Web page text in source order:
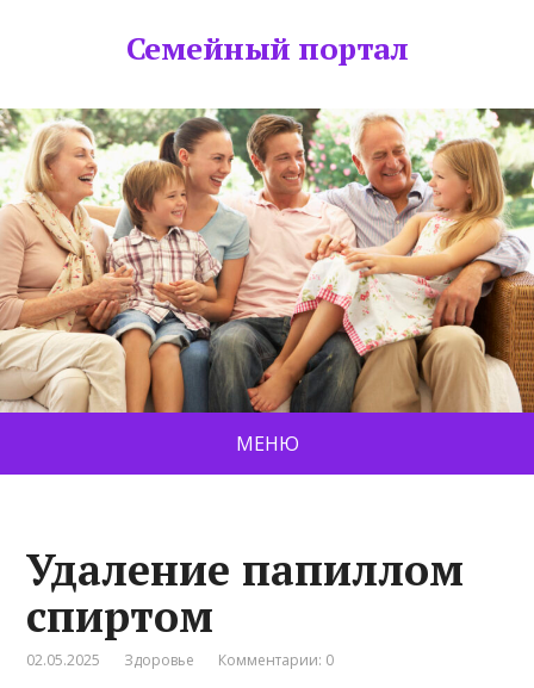
Семейный портал
МЕНЮ
Удаление папиллом
спиртом
02.05.2025 Здоровье Комментарии: 0